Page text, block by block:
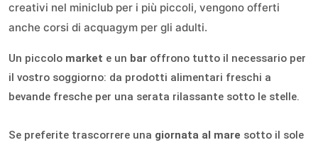
creativi nel miniclub per i più piccoli, vengono offerti
anche corsi di acquagym per gli adulti.
Un piccolo market e un bar offrono tutto il necessario per
il vostro soggiorno: da prodotti alimentari freschi a
bevande fresche per una serata rilassante sotto le stelle.
Se preferite trascorrere una giornata al mare sotto il sole